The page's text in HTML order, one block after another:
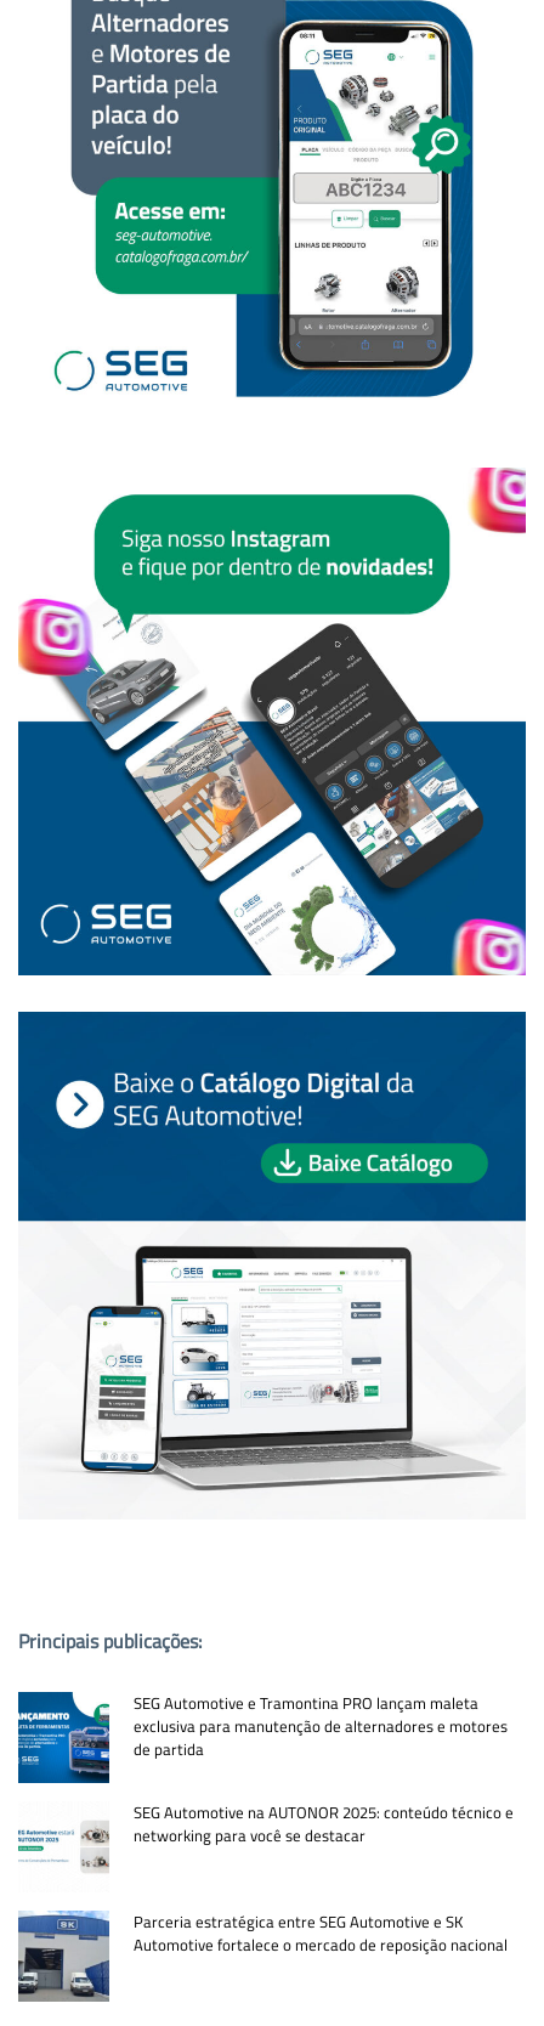
Principais publicações:
SEG Automotive e Tramontina PRO lançam maleta
exclusiva para manutenção de alternadores e motores
de partida
SEG Automotive na AUTONOR 2025: conteúdo técnico e
networking para você se destacar
Parceria estratégica entre SEG Automotive e SK
Automotive fortalece o mercado de reposição nacional